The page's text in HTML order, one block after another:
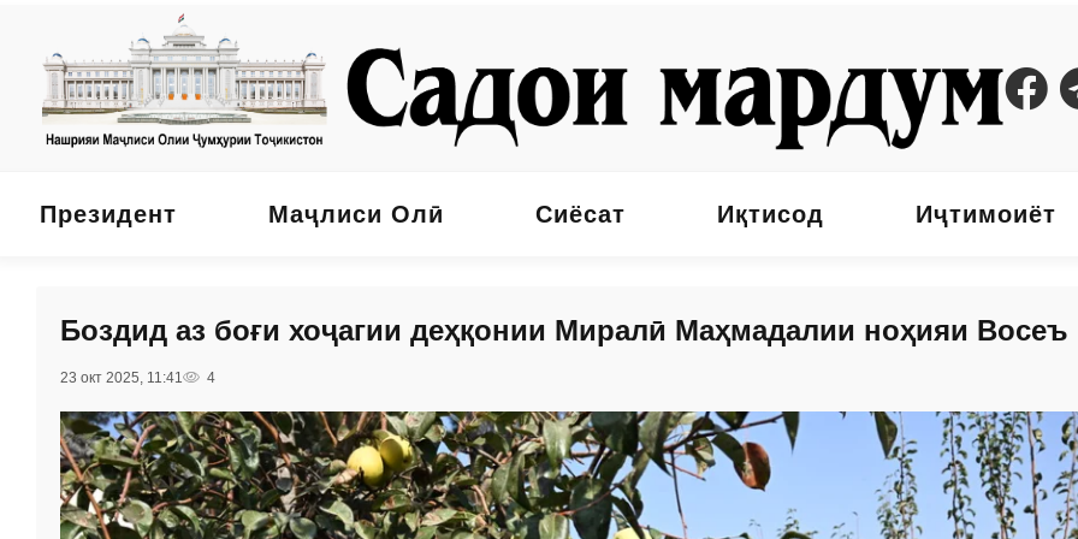
Президент Маҷлиси Олӣ Сиёсат Иқтисод Иҷтимоиёт
Боздид аз боғи хоҷагии деҳқонии Миралӣ Маҳмадалии ноҳияи Восеъ
23 окт 2025, 11:41 4